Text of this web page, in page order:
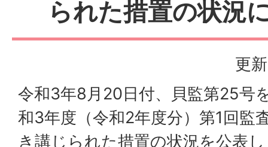
られた措置の状況
更
令和3年8月20日付、貝監第25号
和3年度（令和2年度分）第1回監
き講じられた措置の状況を公表